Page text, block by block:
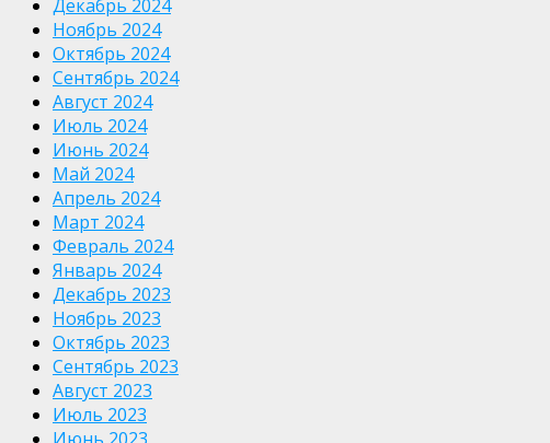
Декабрь 2024
Ноябрь 2024
Октябрь 2024
Сентябрь 2024
Август 2024
Июль 2024
Июнь 2024
Май 2024
Апрель 2024
Март 2024
Февраль 2024
Январь 2024
Декабрь 2023
Ноябрь 2023
Октябрь 2023
Сентябрь 2023
Август 2023
Июль 2023